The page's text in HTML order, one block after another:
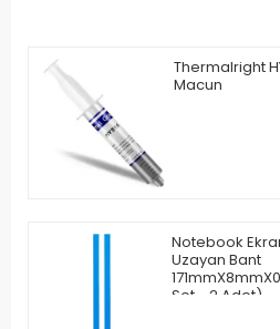
Thermalright
Macun
Notebook
Uzayan Bant
Set - 2 Adet)